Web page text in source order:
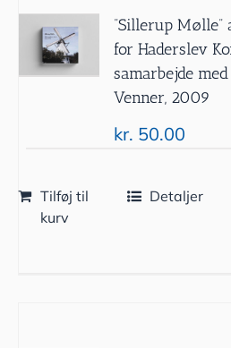
”Sillerup
for Haderslev
samarbejde
Venner, 2009
kr. 50.00
Tilføj til
kurv
Detaljer